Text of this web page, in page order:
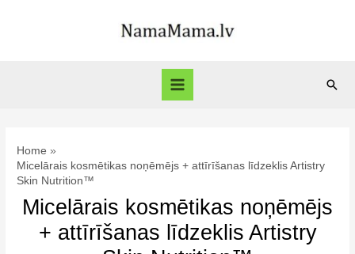
Main
Home
Micelārais kosmētikas noņēmējs + attīrīšanas līdzeklis Artistry
Skin Nutrition™
Micelārais kosmētikas noņēmējs
+ attīrīšanas līdzeklis Artistry